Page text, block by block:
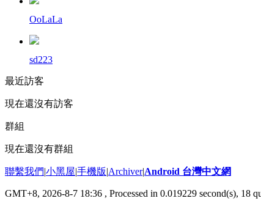
OoLaLa
sd223
最近訪客
現在還沒有訪客
群組
現在還沒有群組
聯繫我們|小黑屋|手機版|Archiver|Android 台灣中文網
GMT+8, 2026-8-7 18:36 , Processed in 0.019229 second(s), 18